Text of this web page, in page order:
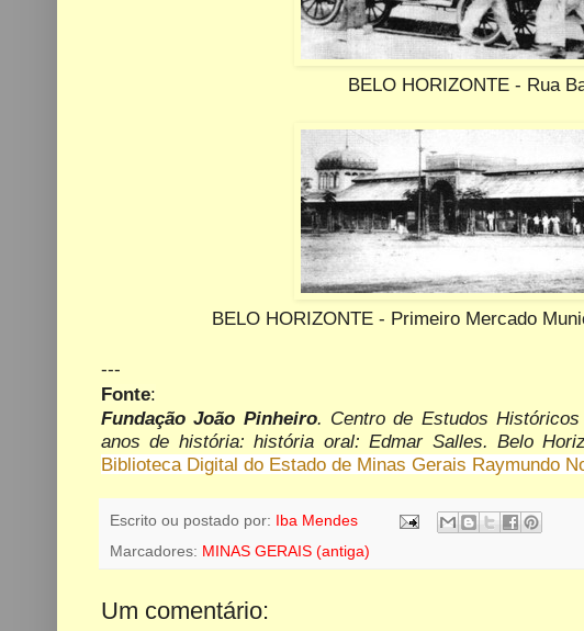
BELO HORIZONTE - Rua
BELO HORIZONTE - Primeiro Mercado
---
Fonte:
Fundação João Pinheiro. Centro de Estudos
anos de história: história oral: Edmar Salles. Belo
Biblioteca Digital do Estado de Minas Gerais Raymundo
Escrito ou postado por: Iba Mendes
Marcadores: MINAS GERAIS (antiga)
Um comentário: